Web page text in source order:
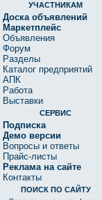
УЧАСТНИКАМ
Доска объявлений
Маркетплейс
Объявления
Форум
Разделы
Каталог предприятий
АПК
Работа
Выставки
СЕРВИС
Подписка
Демо версии
Вопросы и ответы
Прайс-листы
Реклама на сайте
Контакты
ПОИСК ПО САЙТУ